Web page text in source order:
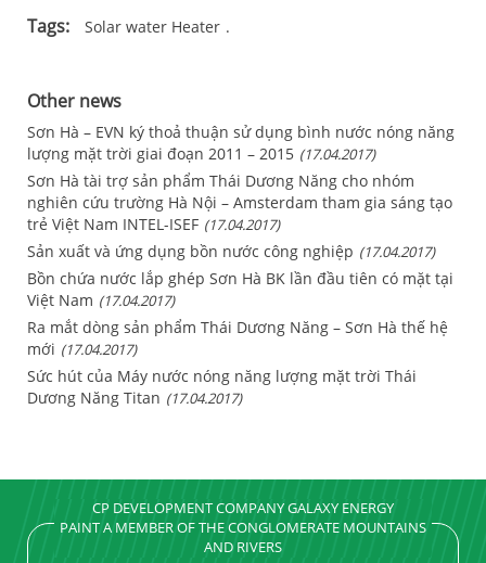
Tags: Solar water Heater
Other news
Sơn Hà – EVN ký thoả thuận sử dụng bình nước nóng năng
lượng mặt trời giai đoạn 2011 – 2015 (17.04.2017)
Sơn Hà tài trợ sản phẩm Thái Dương Năng cho nhóm
nghiên cứu trường Hà Nội – Amsterdam tham gia sáng tạo
trẻ Việt Nam INTEL-ISEF (17.04.2017)
Sản xuất và ứng dụng bồn nước công nghiệp (17.04.2017)
Bồn chứa nước lắp ghép Sơn Hà BK lần đầu tiên có mặt tại
Việt Nam (17.04.2017)
Ra mắt dòng sản phẩm Thái Dương Năng – Sơn Hà thế hệ
mới (17.04.2017)
Sức hút của Máy nước nóng năng lượng mặt trời Thái
Dương Năng Titan (17.04.2017)
CP DEVELOPMENT COMPANY GALAXY ENERGY
PAINT A MEMBER OF THE CONGLOMERATE MOUNTAINS
AND RIVERS